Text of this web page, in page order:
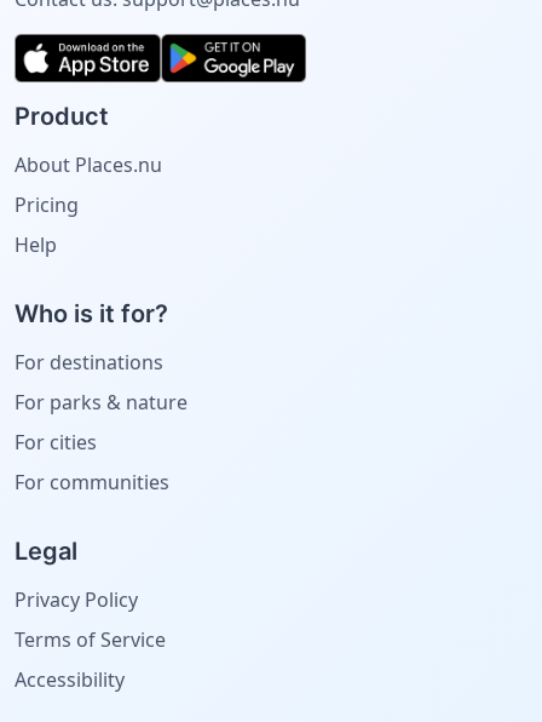
Product
About Places.nu
Pricing
Help
Who is it for?
For destinations
For parks & nature
For cities
For communities
Legal
Privacy Policy
Terms of Service
Accessibility